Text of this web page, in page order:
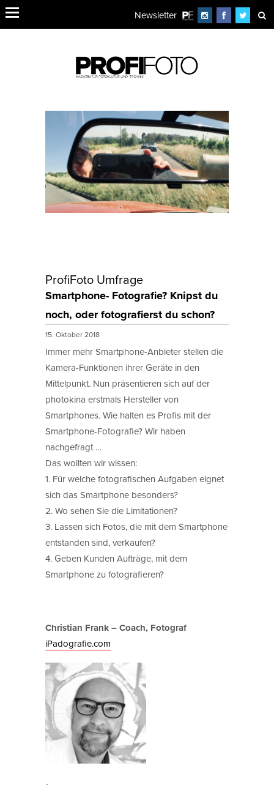
Newsletter
ProfiFoto Umfrage
Smartphone- Fotografie? Knipst du
noch, oder fotografierst du schon?
15. Oktober 2018
Immer mehr Smartphone-Anbieter stellen die
Kamera-Funktionen ihrer Geräte in den
Mittelpunkt. Nun präsentieren sich auf der
photokina erstmals Hersteller von
Smartphones. Wie halten es Profis mit der
Smartphone-Fotografie? Wir haben
nachgefragt …
Das wollten wir wissen:
1. Für welche fotografischen Aufgaben eignet
sich das Smartphone besonders?
2. Wo sehen Sie die Limitationen?
3. Lassen sich Fotos, die mit dem Smartphone
entstanden sind, verkaufen?
4. Geben Kunden Aufträge, mit dem
Smartphone zu fotografieren?
Christian Frank – Coach, Fotograf
iPadografie.com